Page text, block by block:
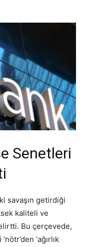
Senetleri
savaşın getirdiği
kaliteli ve
Bu çerçevede,
‘ağırlık